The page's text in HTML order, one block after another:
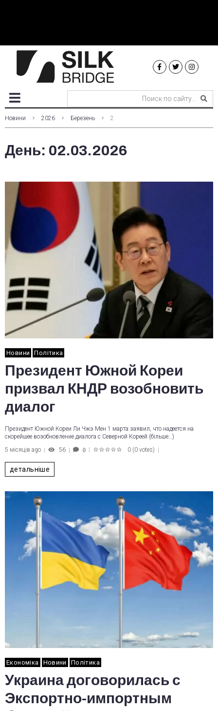
Новини 2026 Березень 2
День: 02.03.2026
Новини Політика
Президент Южной Кореи
призвал КНДР возобновить
диалог
Президент Южной Кореи Ли Чжэ Мен 1 марта заявил, что надеется на
скорейшее возобновление диалога с Северной Кореей (більше…)
5 місяців ago
56 0 0 (0 votes)
детальніше
Економіка Новини Політика
Украина договорилась с
Экспортно-импортным